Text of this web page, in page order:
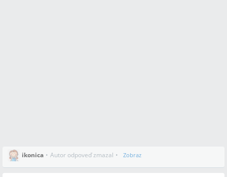
ikonica • Autor odpoveď zmazal • Zobraz